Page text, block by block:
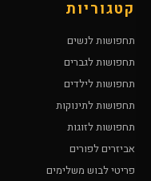
קטגוריות
תחפושות לנשים
תחפושות לגברים
תחפושות לילדים
תחפושות לתינוקות
תחפושות לזוגות
אביזרים לפורים
פריטי לבוש משלימים